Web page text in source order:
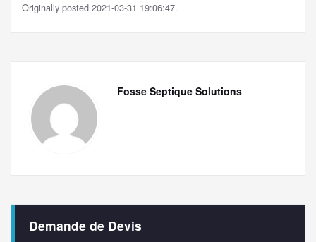
Originally posted 2021-03-31 19:06:47.
Fosse Septique Solutions
Demande de Devis